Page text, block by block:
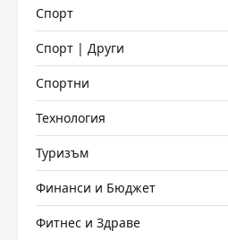
Спорт
Спорт | Други
Спортни
Технология
Туризъм
Финанси и Бюджет
Фитнес и Здраве